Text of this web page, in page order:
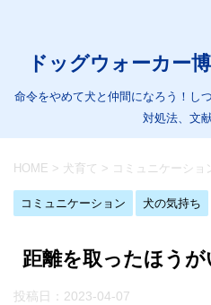
ドッグウォーカー
命令をやめて犬と仲間になろう！し
対処法、文
HOME > 犬育て > コミュニケーショ
コミュニケーション 犬の気持ち
距離を取ったほう
投稿日： 2023-04-07